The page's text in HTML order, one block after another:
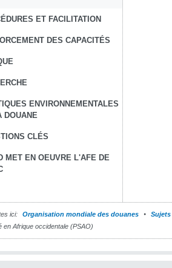
ET FACILITATION
DES CAPACITÉS
ENVIRONNEMENTALES
DOUANE
CLÉS
MET EN OEUVRE L'AFE DE
ici: Organisation mondiale des douanes
Sujets
en Afrique occidentale (PSAO)